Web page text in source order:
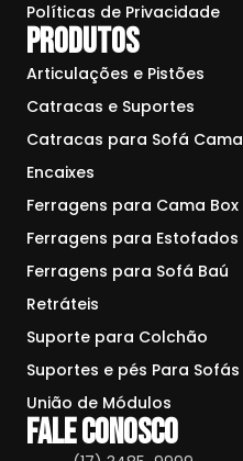
Políticas de Privacidade
Produtos
Articulações e Pistões
Catracas e Suportes
Catracas para Sofá Cama
Encaixes
Ferragens para Cama Box
Ferragens para Estofados
Ferragens para Sofá Baú
Retráteis
Suporte para Colchão
Suportes e pés Para Sofás
União de Módulos
Fale conosco